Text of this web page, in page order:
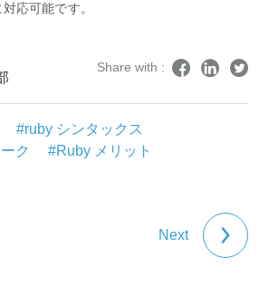
応可能です。
Share with :
#ruby シンタックス
ク
#Ruby メリット
Next